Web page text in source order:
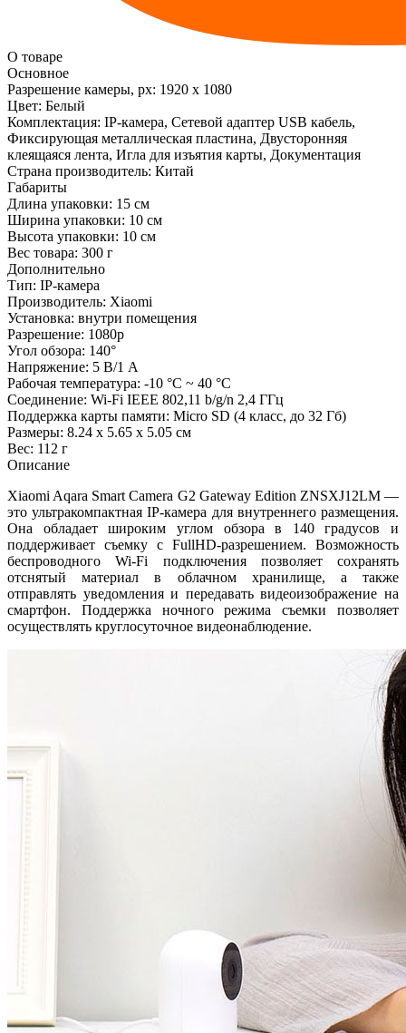
О товаре
Основное
Разрешение камеры, px: 1920 х 1080
Цвет: Белый
Комплектация: IP-камера, Сетевой адаптер USB кабель,
Фиксирующая металлическая пластина, Двусторонняя
клеящаяся лента, Игла для изъятия карты, Документация
Страна производитель: Китай
Габариты
Длина упаковки: 15 см
Ширина упаковки: 10 см
Высота упаковки: 10 см
Вес товара: 300 г
Дополнительно
Тип: IP-камера
Производитель: Xiaomi
Установка: внутри помещения
Разрешение: 1080p
Угол обзора: 140°
Напряжение: 5 В/1 А
Рабочая температура: -10 °C ~ 40 °C
Соединение: Wi-Fi IEEE 802,11 b/g/n 2,4 ГГц
Поддержка карты памяти: Micro SD (4 класс, до 32 Гб)
Размеры: 8.24 x 5.65 x 5.05 см
Вес: 112 г
Описание
Xiaomi Aqara Smart Camera G2 Gateway Edition ZNSXJ12LM —
это ультракомпактная IP-камера для внутреннего размещения.
Она обладает широким углом обзора в 140 градусов и
поддерживает съемку с FullHD-разрешением. Возможность
беспроводного Wi-Fi подключения позволяет сохранять
отснятый материал в облачном хранилище, а также
отправлять уведомления и передавать видеоизображение на
смартфон. Поддержка ночного режима съемки позволяет
осуществлять круглосуточное видеонаблюдение.